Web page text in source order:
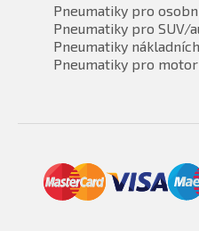
Pneumatiky pro
Pneumatiky pro SUV/
Pneumatiky
Pneumatiky pro